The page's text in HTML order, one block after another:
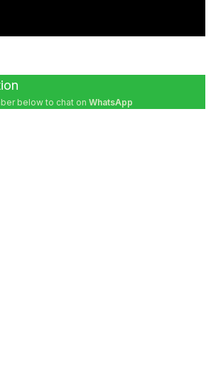
below to chat on WhatsApp